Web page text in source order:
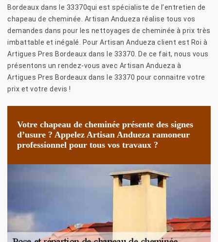
Bordeaux dans le 33370qui est spécialiste de l’entretien de
chapeau de cheminée. Artisan Andueza réalise tous vos
demandes dans pour les nettoyages de cheminée à prix très
imbattable et inégalé. Pour Artisan Andueza client est Roi à
Artigues Pres Bordeaux dans le 33370. De ce fait, nous vous
présentons un rendez-vous avec Artisan Andueza à
Artigues Pres Bordeaux dans le 33370 pour connaitre votre
prix et votre devis !
Votre chapeau de cheminée présente des signes
d’usure ? Appelez Artisan Andueza ramoneur
professionnel pour tous vos travaux ?